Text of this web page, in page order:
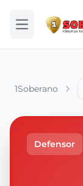
Abrir menu
1Soberano
Defensor